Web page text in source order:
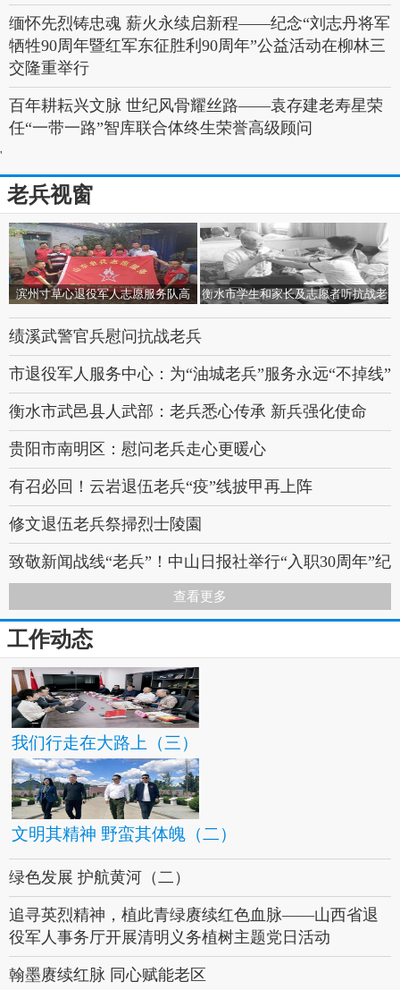
缅怀先烈铸忠魂 薪火永续启新程——纪念“刘志丹将军
牺牲90周年暨红军东征胜利90周年”公益活动在柳林三
交隆重举行
百年耕耘兴文脉 世纪风骨耀丝路——袁存建老寿星荣
任“一带一路”智库联合体终生荣誉高级顾问
'
老兵视窗
滨州寸草心退役军人志愿服务队高
衡水市学生和家长及志愿者听抗战老
绩溪武警官兵慰问抗战老兵
市退役军人服务中心：为“油城老兵”服务永远“不掉线”
衡水市武邑县人武部：老兵悉心传承 新兵强化使命
贵阳市南明区：慰问老兵走心更暖心
有召必回！云岩退伍老兵“疫”线披甲再上阵
修文退伍老兵祭掃烈士陵園
致敬新闻战线“老兵”！中山日报社举行“入职30周年”纪
念章颁发仪式
83岁退伍老兵王艾甫：27年送200名烈士“回家”
查看更多
工作动态
我们行走在大路上（三）
文明其精神 野蛮其体魄（二）
绿色发展 护航黄河（二）
追寻英烈精神，植此青绿赓续红色血脉——山西省退
役军人事务厅开展清明义务植树主题党日活动
翰墨赓续红脉 同心赋能老区